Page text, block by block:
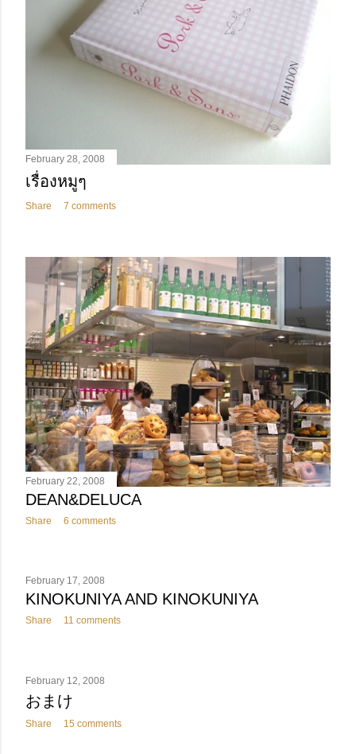
February 28, 2008
เรื่องหมูๆ
Share 7 comments
February 22, 2008
DEAN&DELUCA
Share 6 comments
February 17, 2008
KINOKUNIYA AND KINOKUNIYA
Share 11 comments
February 12, 2008
おまけ
Share 15 comments